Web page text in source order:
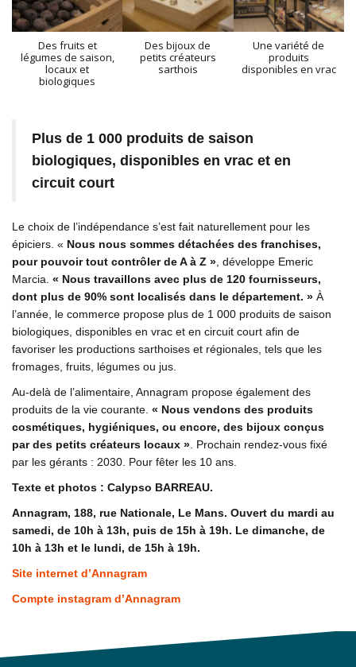
Des fruits et
légumes de saison,
locaux et
biologiques
Des bijoux de
petits créateurs
sarthois
Une variété de
produits
disponibles en vrac
Plus de 1 000 produits de saison
biologiques, disponibles en vrac et en
circuit court
Le choix de l’indépendance s’est fait naturellement pour les
épiciers. « Nous nous sommes détachées des franchises,
pour pouvoir tout contrôler de A à Z » , développe Emeric
Marcia. « Nous travaillons avec plus de 120 fournisseurs,
dont plus de 90% sont localisés dans le département. » À
l’année, le commerce propose plus de 1 000 produits de saison
biologiques, disponibles en vrac et en circuit court afin de
favoriser les productions sarthoises et régionales, tels que les
fromages, fruits, légumes ou jus.
Au-delà de l’alimentaire, Annagram propose également des
produits de la vie courante. « Nous vendons des produits
cosmétiques, hygiéniques, ou encore, des bijoux conçus
par des petits créateurs locaux » . Prochain rendez-vous fixé
par les gérants : 2030. Pour fêter les 10 ans.
Texte et photos : Calypso BARREAU.
Annagram, 188, rue Nationale, Le Mans. Ouvert du mardi au
samedi, de 10h à 13h, puis de 15h à 19h. Le dimanche, de
10h à 13h et le lundi, de 15h à 19h.
Site internet d’Annagram
Compte instagram d’Annagram